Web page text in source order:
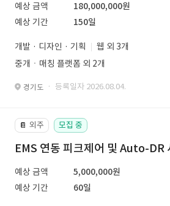
예상 금액
180,000,000원
예상 기간
150일
개발 · 디자인 · 기획
웹 외 3개
중개ㆍ매칭 플랫폼 외 2개
경기도 · 등록일자 2026.08.04.
📔 외주 모집 중
EMS 연동 피크제어 및 Auto-DR
예상 금액
5,000,000원
예상 기간
60일